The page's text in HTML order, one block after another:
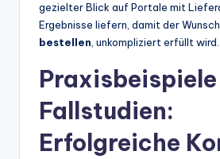
gezielter Blick auf Portale mit
Ergebnisse liefern, damit der
bestellen , unkompliziert erfüllt wird.
Praxisbeispiele
Fallstudien:
Erfolgreiche